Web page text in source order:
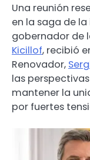
Una reunión
en la saga de
gobernador de
Kicillof, recibió
Renovador,
las
mantener la
por fuertes